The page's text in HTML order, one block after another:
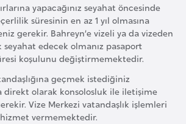
yapacağınız seyahat öncesinde
süresinin en az 1 yıl olmasına
gerekir. Bahreyn’e vizeli ya da vizeden
edecek olmanız pasaport
koşulunu değiştirmemektedir.
geçmek istediğiniz
olarak konsolosluk ile iletişime
Vize Merkezi vatandaşlık işlemleri
vermemektedir.